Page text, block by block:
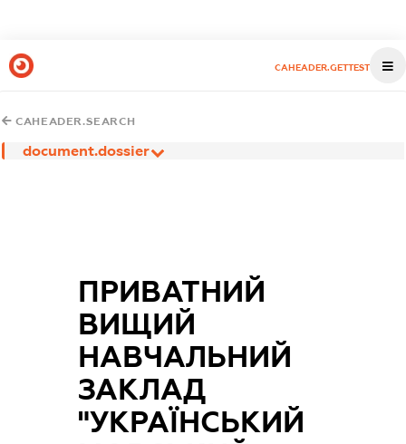
CAHEADER.GETTEST
CAHEADER.SEARCH
document.dossier
ПРИВАТНИЙ
ВИЩИЙ
НАВЧАЛЬНИЙ
ЗАКЛАД
"УКРАЇНСЬКИЙ